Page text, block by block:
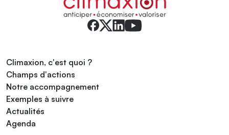
Climaxion, c'est quoi ?
Champs d'actions
Notre accompagnement
Exemples à suivre
Actualités
Agenda